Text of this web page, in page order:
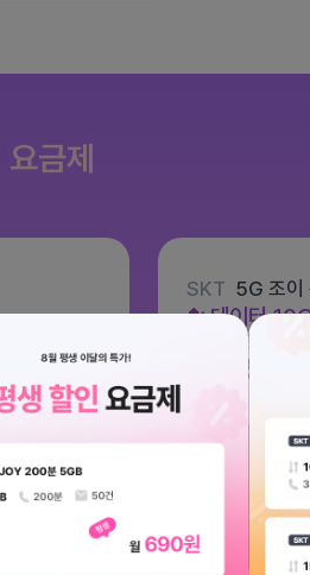
금제
SKT 5G 조이
데이터
통화 기본제공
월 5,500원